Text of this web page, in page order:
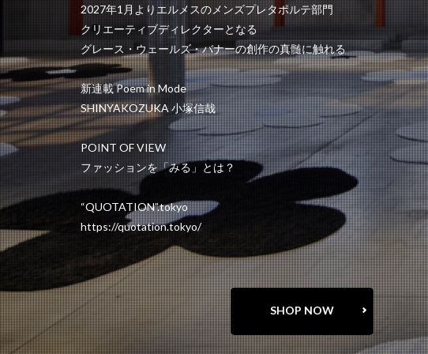
2027年1月よりエルメスのメンズプレタポルテ部門
クリエーティブディレクターとなる
グレース・ウェールズ・バナーの創作の真髄に触れる
新連載 Poem in Mode
SHINYAKOZUKA 小塚信哉
POINT OF VIEW
ファッションを「みる」とは？
“QUOTATION”.tokyo
https://quotation.tokyo/
SHOP NOW